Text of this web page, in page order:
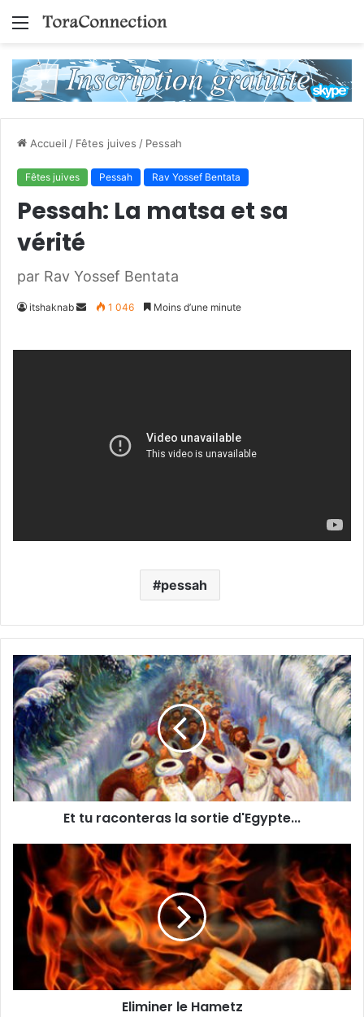
Menu
Accueil / Fêtes juives / Pessah
Fêtes juives Pessah Rav Yossef Bentata
Pessah: La matsa et sa
vérité
par Rav Yossef Bentata
itshaknab
Envoyer1 046 Moins d’une minute
pessah
Et tu raconteras la sortie d'Egypte...
Eliminer le Hametz